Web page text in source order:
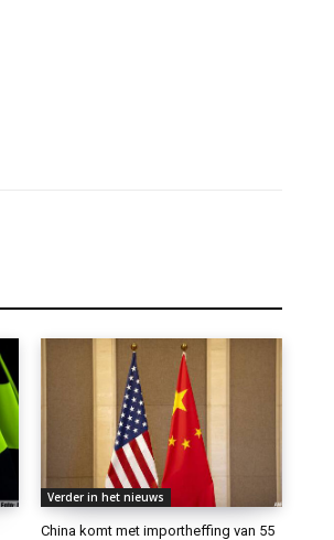
Verder in het nieuws
China komt met importheffing van 55